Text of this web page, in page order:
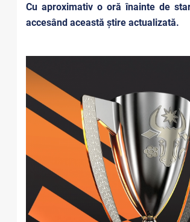
Cu aproximativ o oră înainte de
accesând această știre actualizată.